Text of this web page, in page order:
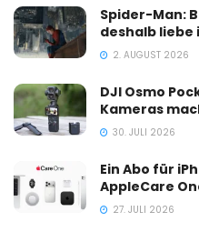
Spider-Man:
deshalb liebe
2. AUGUST 2026
DJI Osmo
Kameras
30. JULI 2026
Ein Abo für
AppleCare
27. JULI 2026